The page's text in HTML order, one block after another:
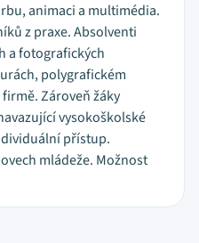
animaci a multimédia.
z praxe. Absolventi
a fotografických
polygrafickém
Zároveň žáky
vysokoškolské
přístup.
mládeže. Možnost